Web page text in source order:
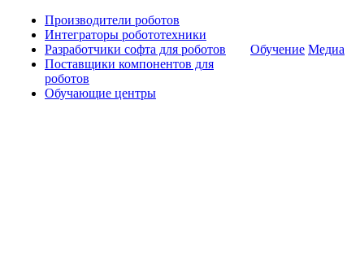
Производители роботов
Интеграторы робототехники
Разработчики софта для роботов
Поставщики компонентов для
роботов
Обучающие центры
Обучение Медиа